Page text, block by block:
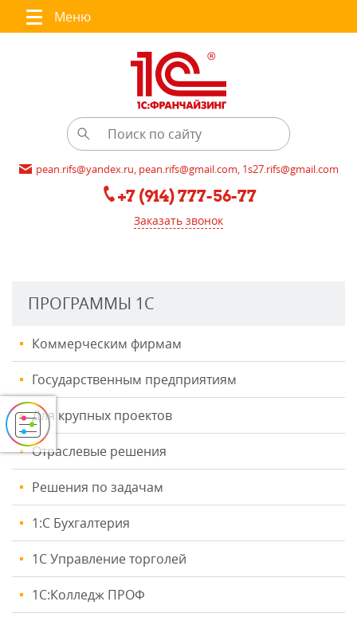
Меню
pean.rifs@yandex.ru, pean.rifs@gmail.com, 1s27.rifs@gmail.com
+7 (914) 777-56-77
Заказать звонок
ПРОГРАММЫ 1С
Коммерческим фирмам
Государственным предприятиям
Для крупных проектов
Отраслевые решения
Решения по задачам
1:С Бухгалтерия
1С Управление торголей
1С:Колледж ПРОФ